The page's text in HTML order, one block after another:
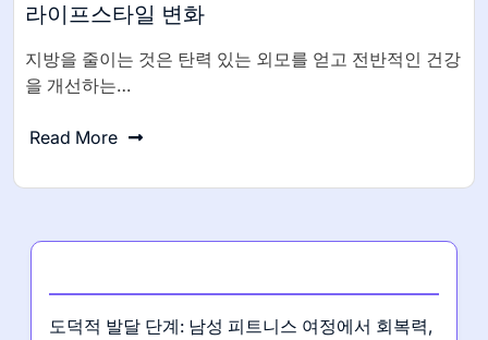
라이프스타일 변화
지방을 줄이는 것은 탄력 있는 외모를 얻고 전반적인 건강
을 개선하는…
Read More
도덕적 발달 단계: 남성 피트니스 여정에서 회복력,